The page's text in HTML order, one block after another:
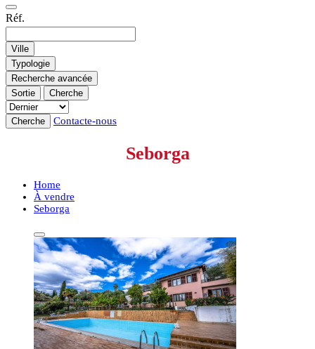
Réf.
Ville
Typologie
Recherche avancée
Sortie
Cherche
Cherche Contacte-nous
Seborga
Home
À vendre
Seborga